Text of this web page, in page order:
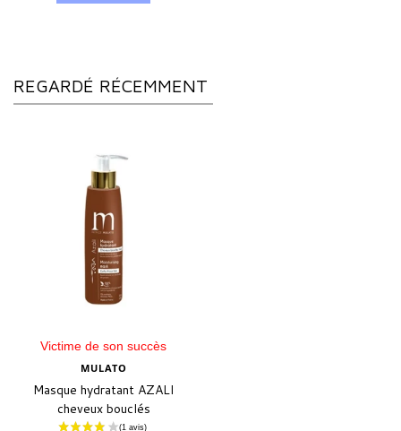
REGARDÉ RÉCEMMENT
Victime de son succès
MULATO
Masque hydratant AZALI
cheveux bouclés